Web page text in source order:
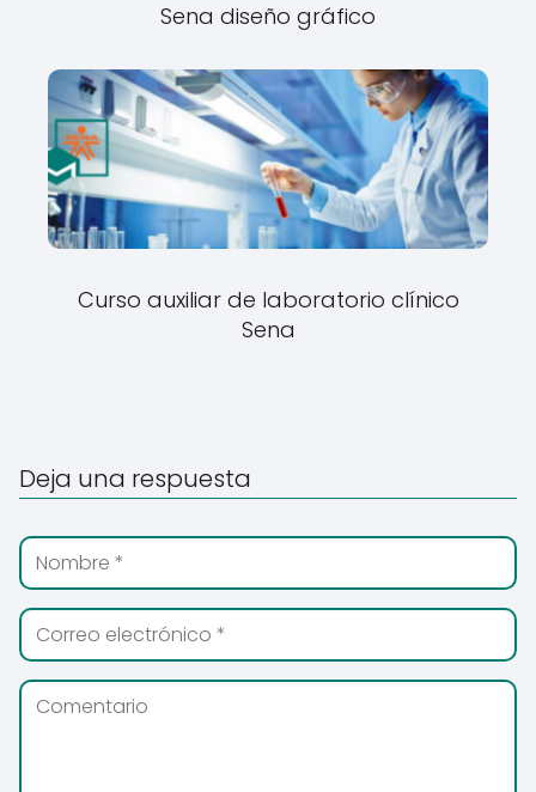
Sena diseño gráfico
Curso auxiliar de laboratorio clínico
Sena
Deja una respuesta